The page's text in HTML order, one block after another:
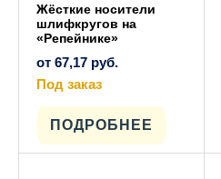
Жёсткие носители
шлифкругов на
«Репейнике»
от 67,17 руб.
Под заказ
ПОДРОБНЕЕ